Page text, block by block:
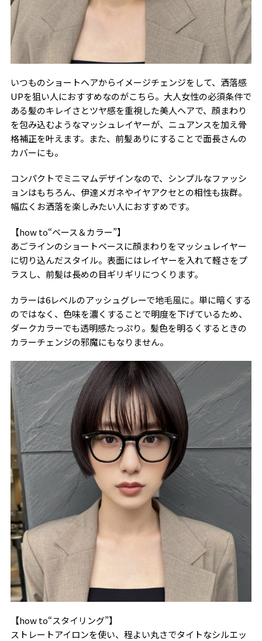
いつものショートヘアからイメージチェンジをして、洒落感
UPを狙い人におすすめなのがこちら。大人女性の必須条件で
ある髪のキレイさとツヤ感を重視した美人ヘアで、顔まわり
を包み込むようなマッシュレイヤーが、ニュアンスを加え骨
格補正を叶えます。また、前髪ありにすることで面長さんの
カバーにも。
コンパクトでミニマムデザインなので、シンプルなファッシ
ョンはもちろん、伊達メガネやイヤアクセとの相性も抜群。
幅広くお洒落を楽しみたい人におすすめです。
【how to“ベース＆カラー”】
あごラインのショートベースに顔まわりをマッシュレイヤー
に切り込んだスタイル。表面にはレイヤーを入れて軽さをプ
ラスし、前髪は長めの目ギリギリにつくります。
カラーは6レベルのアッシュグレーで地毛風に。単に暗くする
のではなく、色味を濃くすることで明度を下げているため、
ダークカラーでも透明感たっぷり。髪色を明るくするときの
カラーチェンジの邪魔にもなりません。
【how to“スタイリング”】
ストレートアイロンを使い、程よい丸さでタイトなシルエッ